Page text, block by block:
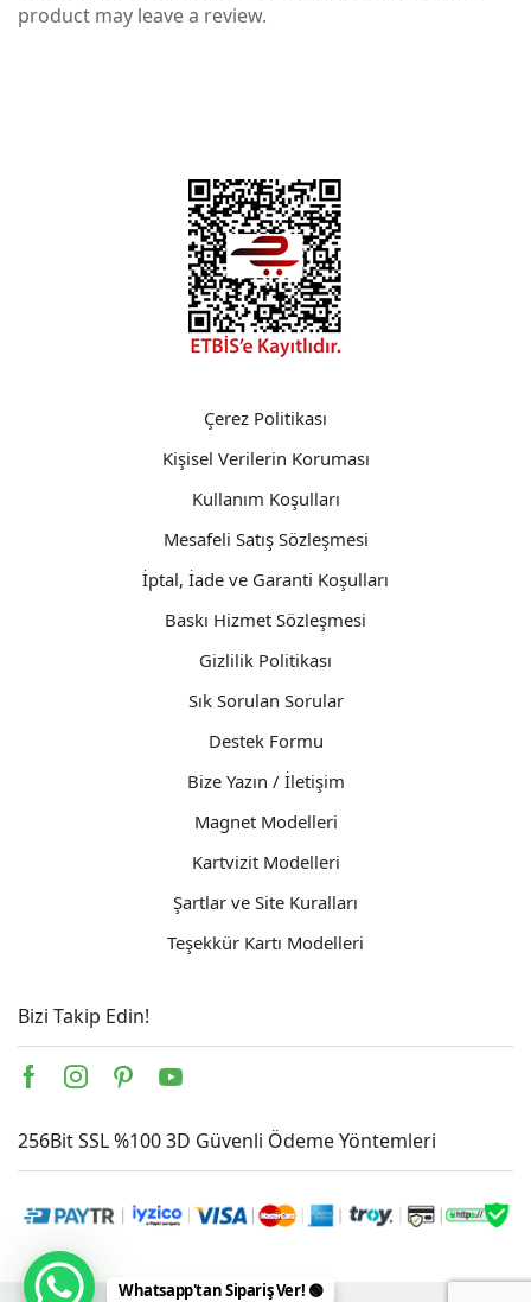
product may leave a review.
Çerez Politikası
Kişisel Verilerin Koruması
Kullanım Koşulları
Mesafeli Satış Sözleşmesi
İptal, İade ve Garanti Koşulları
Baskı Hizmet Sözleşmesi
Gizlilik Politikası
Sık Sorulan Sorular
Destek Formu
Bize Yazın / İletişim
Magnet Modelleri
Kartvizit Modelleri
Şartlar ve Site Kuralları
Teşekkür Kartı Modelleri
Bizi Takip Edin!
Facebook
Instagram
PinterestYoutube
256Bit SSL %100 3D Güvenli Ödeme Yöntemleri
Whatsapp'tan Sipariş Ver! 🟢